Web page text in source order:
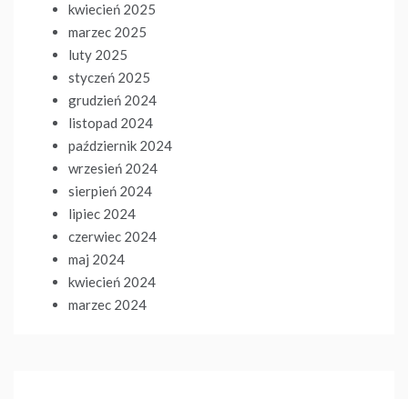
kwiecień 2025
marzec 2025
luty 2025
styczeń 2025
grudzień 2024
listopad 2024
październik 2024
wrzesień 2024
sierpień 2024
lipiec 2024
czerwiec 2024
maj 2024
kwiecień 2024
marzec 2024